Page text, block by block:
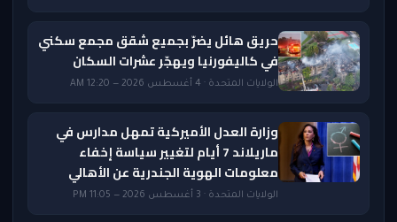
حريق هائل يضرّ بجميع شقق مجمع سكني
في كاليفورنيا ويهجّر عشرات السكان
الولايات المتحدة · 4 أغسطس 2026 — 12:20 AM
وزارة العدل الأميركية تمهل مدارس في
ماريلاند 7 أيام لتغيير سياسة إخفاء
معلومات الهوية الجندرية عن الأهالي
الولايات المتحدة · 3 أغسطس 2026 — 11:05 PM